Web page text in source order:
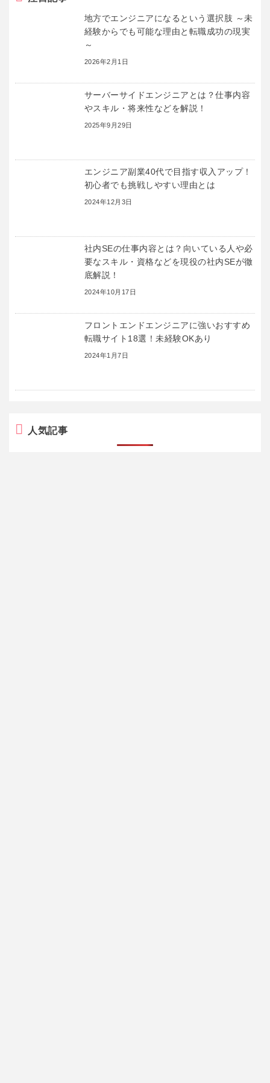
地方でエンジニアになるという選択肢 ～未
経験からでも可能な理由と転職成功の現実
～
2026年2月1日
サーバーサイドエンジニアとは？仕事内容
やスキル・将来性などを解説！
2025年9月29日
エンジニア副業40代で目指す収入アップ！
初心者でも挑戦しやすい理由とは
2024年12月3日
社内SEの仕事内容とは？向いている人や必
要なスキル・資格などを現役の社内SEが徹
底解説！
2024年10月17日
フロントエンドエンジニアに強いおすすめ
転職サイト18選！未経験OKあり
2024年1月7日
人気記事